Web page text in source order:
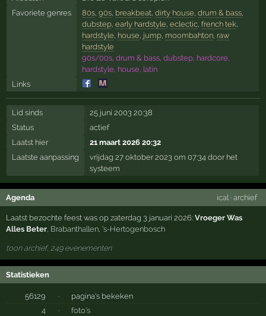
Favoriete genres
80s, 90s, breakbeat, dirty house drum & bass,
dubstep, early hardstyle eclectic, french tek,
hardstyle house jump, moombahton, raw
hardstyle
90s/00s, drum & bass, dubstep, hardcore,
hardstyle, house, latin
Links
Lid sinds
25 juni 2003 20:38
Status
actief
Laatst hier
21 maart 2026 20:32
Laatste aanpassing
vrijdag 27 oktober 2023 om 07:34 door het
systeem
Agenda ical· archief
Laatst bezochte feest was op zaterdag 3 januari 2026:Vroeger Was
Alles Beter, Brabanthallen, 's-Hertogenbosch
toon archief, 249 evenementen
Statistieken
56129 ·
pagina's bekeken
4
·
foto's